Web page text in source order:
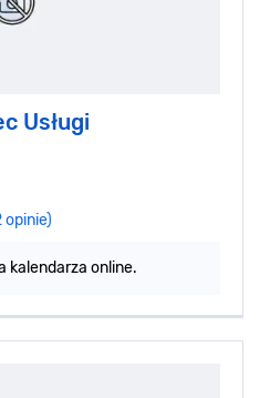
Usługi
opinie)
kalendarza online.